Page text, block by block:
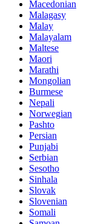
Macedonian
Malagasy
Malay
Malayalam
Maltese
Maori
Marathi
Mongolian
Burmese
Nepali
Norwegian
Pashto
Persian
Punjabi
Serbian
Sesotho
Sinhala
Slovak
Slovenian
Somali